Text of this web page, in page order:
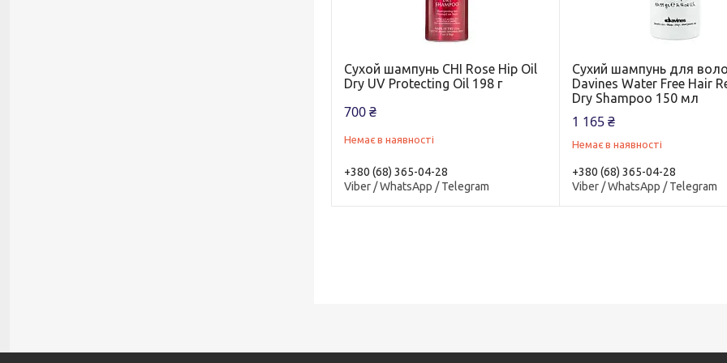
Сухой шампунь CHI Rose Hip Oil
Dry UV Protecting Oil 198 г
700 ₴
Немає в наявності
+380 (68) 365-04-28
Viber / WhatsApp / Telegram
Сухий шампунь для
Davines Water Free Hair
Dry Shampoo 150 мл
1 165 ₴
Немає в наявності
+380 (68) 365-04-28
Viber / WhatsApp / Telegram